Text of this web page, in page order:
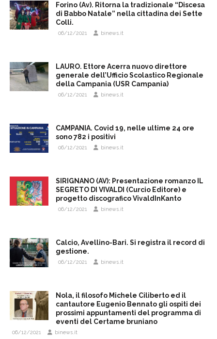
Forino (Av). Ritorna la tradizionale “Discesa
di Babbo Natale” nella cittadina dei Sette
Colli.
06/12/2021 binews.it
LAURO. Ettore Acerra nuovo direttore
generale dell’Ufficio Scolastico Regionale
della Campania (USR Campania)
06/12/2021 binews.it
CAMPANIA. Covid 19, nelle ultime 24 ore
sono 782 i positivi
06/12/2021 binews.it
SIRIGNANO (AV): Presentazione romanzo IL
SEGRETO DI VIVALDI (Curcio Editore) e
progetto discografico VivaldInKanto
06/12/2021 binews.it
Calcio, Avellino-Bari. Si registra il record di
gestione.
06/12/2021 binews.it
Nola, il filosofo Michele Ciliberto ed il
cantautore Eugenio Bennato gli ospiti dei
prossimi appuntamenti del programma di
eventi del Certame bruniano
06/12/2021 binews.it